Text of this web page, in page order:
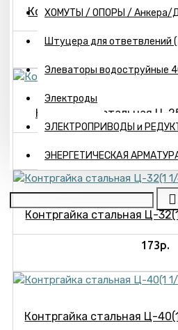
ХОМУТЫ / ОПОРЫ / Анкера/
Штуцера для ответвлений
Элеваторы водоструйные
Электроды
ЭЛЕКТРОПРИВОДЫ и
ЭНЕРГЕТИЧЕСКАЯ
Контргайка стальная Ц-
60р.
Контргайка стальная Ц-
Контргайка стальная Ц-
173р.
Контргайка стальная Ц-